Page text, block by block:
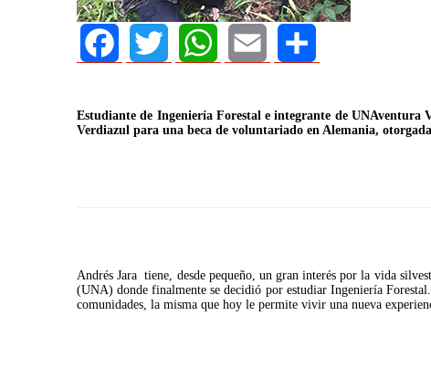
Estudiante de Ingeniería Forestal e integrante de
Verdiazul para una beca de voluntariado en Alemania,
Andrés Jara tiene, desde pequeño, un gran interés por la vida
(UNA) donde finalmente se decidió por estudiar Ingeniería
comunidades, la misma que hoy le permite vivir una nueva
Consejo
defender la